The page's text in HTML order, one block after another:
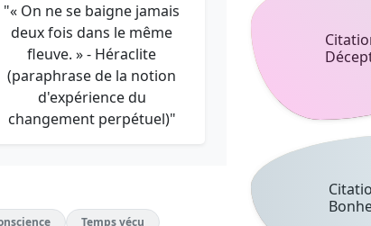
"« On ne se baigne jamais
deux fois dans le même
fleuve. » - Héraclite
(paraphrase de la notion
d'expérience du
changement perpétuel)"
Temps vécu